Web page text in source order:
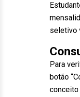
seletivo
Para
botão
conceito